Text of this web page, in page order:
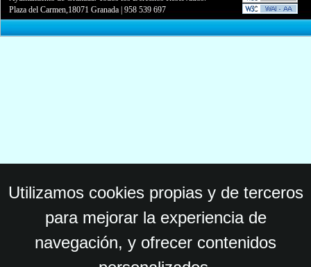
Plaza del Carmen,18071 Granada |958 539 697
Utilizamos cookies propias y de terceros
para mejorar la experiencia de
navegación, y ofrecer contenidos